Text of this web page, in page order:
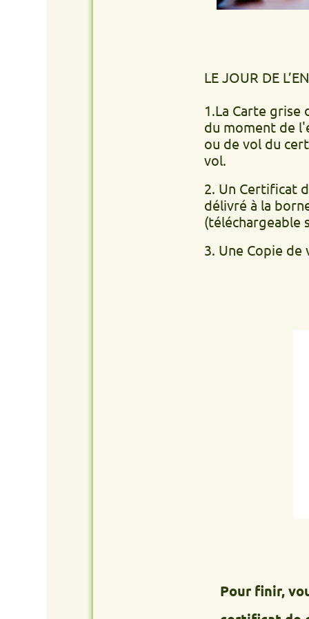
LE JOUR DE
1.La Carte grise du
du moment de
ou de vol du certificat
2. Un Certificat de non
délivré à la borne de
(téléchargeable site
3. Une Copie de votre
Pour finir, vous